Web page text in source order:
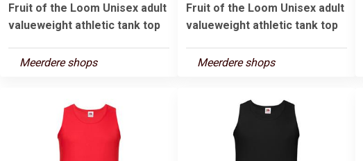
Fruit of the Loom Unisex adult
valueweight athletic tank top
Meerdere shops
Fruit of the Loom Unisex adult
valueweight athletic tank top
Meerdere shops